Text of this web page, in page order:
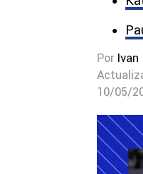
Por Ivan
10/05/